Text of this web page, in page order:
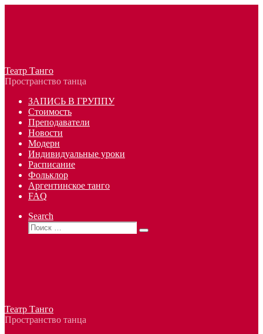
Театр Танго
Пространство танца
ЗАПИСЬ В ГРУППУ
Стоимость
Преподаватели
Новости
Модерн
Индивидуальные уроки
Расписание
Фольклор
Аргентинское танго
FAQ
Search
Поиск
Поиск
Театр Танго
Пространство танца